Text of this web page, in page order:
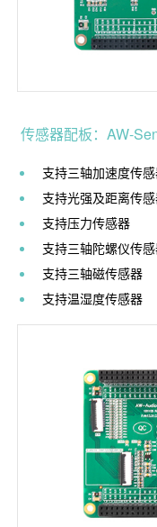
传感器配板：AW-
支持三轴加速度传
支持光强及距离传
支持压力传感器
支持三轴陀螺仪传
支持三轴磁传感器
支持温湿度传感器